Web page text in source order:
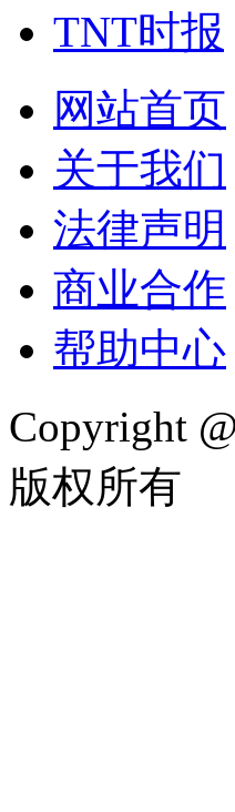
TNT时报
网站首页
关于我们
法律声明
商业合作
帮助中心
Copyright
版权所有